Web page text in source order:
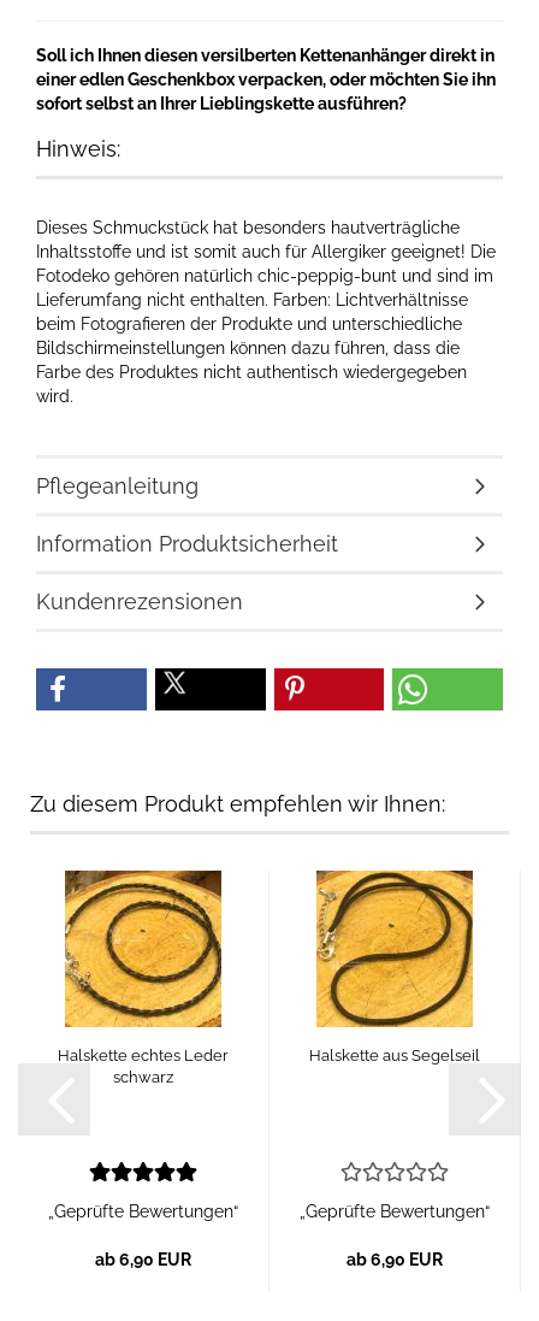
Soll ich Ihnen diesen versilberten Kettenanhänger direkt in
einer edlen Geschenkbox verpacken, oder möchten Sie ihn
sofort selbst an Ihrer Lieblingskette ausführen?
Hinweis:
Dieses Schmuckstück hat besonders hautverträgliche
Inhaltsstoffe und ist somit auch für Allergiker geeignet! Die
Fotodeko gehören natürlich chic-peppig-bunt und sind im
Lieferumfang nicht enthalten. Farben: Lichtverhältnisse
beim Fotografieren der Produkte und unterschiedliche
Bildschirmeinstellungen können dazu führen, dass die
Farbe des Produktes nicht authentisch wiedergegeben
wird.
Pflegeanleitung
Information Produktsicherheit
Kundenrezensionen
Zu diesem Produkt empfehlen wir Ihnen:
Halskette echtes Leder
schwarz
„Geprüfte Bewertungen“
ab 6,90 EUR
Halskette aus Segelseil
„Geprüfte Bewertungen“
ab 6,90 EUR